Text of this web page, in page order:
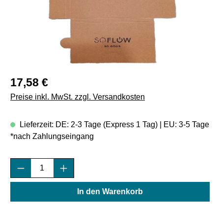
Regulärer Preis:
17,58 €
Preise inkl. MwSt. zzgl. Versandkosten
Lieferzeit: DE: 2-3 Tage (Express 1 Tag) | EU: 3-5 Tage
*nach Zahlungseingang
Produkt Anzahl: Gib den gewünschten
In den Warenkorb